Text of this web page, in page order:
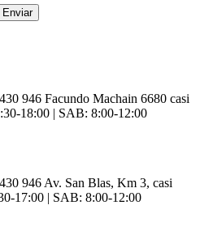
946 Facundo Machain 6680 casi
18:00 | SAB: 8:00-12:00
946 Av. San Blas, Km 3, casi
17:00 | SAB: 8:00-12:00